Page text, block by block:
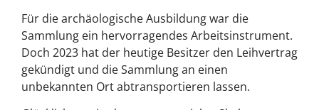
Für die archäologische Ausbildung war die
Sammlung ein hervorragendes Arbeitsinstrument.
Doch 2023 hat der heutige Besitzer den Leihvertrag
gekündigt und die Sammlung an einen
unbekannten Ort abtransportieren lassen.